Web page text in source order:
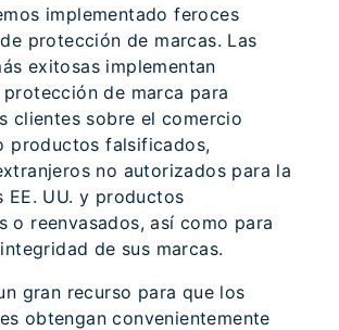
implementado feroces
protección de marcas. Las
exitosas implementan
protección de marca para
clientes sobre el comercio
productos falsificados,
no autorizados para la
EE. UU. y productos
o reenvasados, así como para
de sus marcas.
gran recurso para que los
obtengan convenientemente